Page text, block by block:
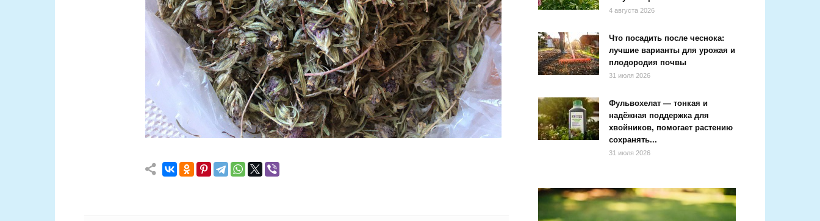
4 августа 2026
Что посадить после чеснока:
лучшие варианты для урожая и
плодородия почвы
31 июля 2026
Фульвохелат — тонкая и
надёжная поддержка для
хвойников, помогает растению
сохранять...
31 июля 2026